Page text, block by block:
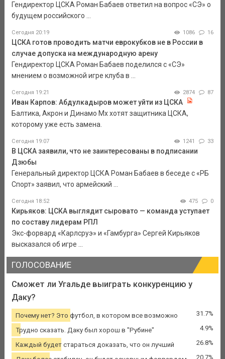
Гендиректор ЦСКА Роман Бабаев ответил на вопрос «СЭ» о
будущем российского ...
Сегодня 20:19 1086 16
ЦСКА готов проводить матчи еврокубков не в России в
случае допуска на международную арену
Гендиректор ЦСКА Роман Бабаев поделился с «СЭ»
мнением о возможной игре клуба в ...
Сегодня 19:21 2874 87
Иван Карпов: Абдулкадыров может уйти из ЦСКА
Балтика, Акрон и Динамо Мх хотят защитника ЦСКА,
которому уже есть замена.
Сегодня 19:07 1241 33
В ЦСКА заявили, что не заинтересованы в подписании
Дзюбы
Генеральный директор ЦСКА Роман Бабаев в беседе с «РБ
Спорт» заявил, что армейский ...
Сегодня 18:52 475 0
Кирьяков: ЦСКА выглядит сыровато — команда уступает
по составу лидерам РПЛ
Экс-форвард «Карлсруэ» и «Гамбурга» Сергей Кирьяков
высказался об игре ...
ГОЛОСОВАНИЕ
Сможет ли Угальде выиграть конкуренцию у
Даку?
Почему нет? Это футбол, в котором все возможно 31.7%
Трудно сказать. Даку был хорош в "Рубине" 4.9%
Каждый будет стараться доказать, что он лучший 26.8%
20.7%